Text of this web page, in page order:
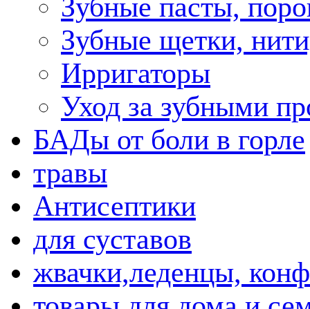
Зубные пасты,
Зубные щетки,
Ирригаторы
Уход за зубными
БАДы от боли в горле
травы
Антисептики
для суставов
жвачки,леденцы,